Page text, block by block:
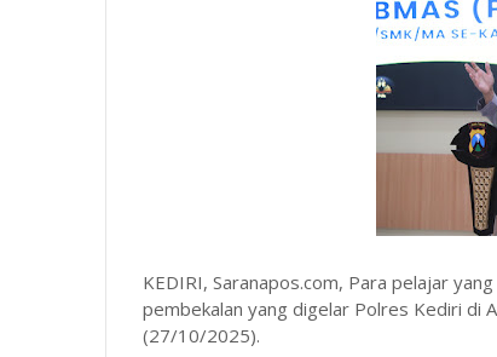
KEDIRI, Saranapos.com, Para pelajar
pembekalan yang digelar Polres Kediri di
(27/10/2025).